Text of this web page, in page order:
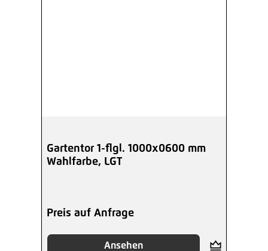
Gartentor 1-flgl. 1000x0600 mm
Wahlfarbe, LGT
Preis auf Anfrage
Ansehen